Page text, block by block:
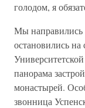
голодом, я
Мы направились
остановились
панорама
монастырей.
звонница